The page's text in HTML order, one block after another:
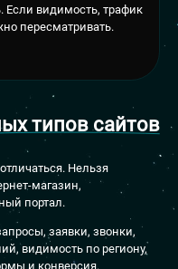
Если видимость, трафик
пересматривать.
типов сайтов
Нельзя
магазин,
портал.
заявки, звонки,
видимость по региону,
и конверсия.